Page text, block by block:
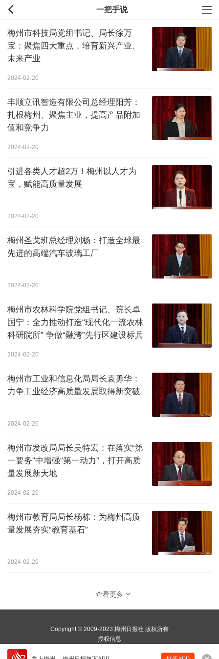
一把手说
梅州市科技局党组书记、局长徐万
宝：聚焦四大重点，培育新兴产业、
未来产业
2024-02-20
丰顺立讯智造有限公司总经理阳芳：
扎根梅州、聚焦主业，提高产品附加
值和竞争力
2024-02-20
引进各类人才超2万！梅州以人才为
宝，赋能高质量发展
2024-02-20
梅州圣戈班总经理刘杨：打造全球最
先进的高端汽车玻璃工厂
2024-02-20
梅州市农林科学院党组书记、院长卓
国宁：全力推动打造“现代化一流农林
科研院所” 争做“融湾”先行区建设标兵
2024-02-20
梅州市工业和信息化局局长袁勇华：
力争工业经济高质量发展取得新突破
2024-02-20
梅州市发改局局长吴特宏：在落实“第
一要务”中增强“第一动力”，打开高质
量发展新天地
2024-02-20
梅州市教育局局长杨栋：为梅州高质
量发展夯实“教育基石”
2024-02-20
查看更多
Copyright © 2009-2023 梅州日报社 版权所有
授权信息